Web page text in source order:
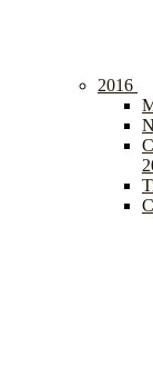
2016